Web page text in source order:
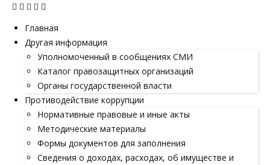
Главная
Другая информация
Уполномоченный в сообщениях СМИ
Каталог правозащитных организаций
Органы государственной власти
Противодействие коррупции
Нормативные правовые и иные акты
Методические материалы
Формы документов для заполнения
Сведения о доходах, расходах, об имуществе и